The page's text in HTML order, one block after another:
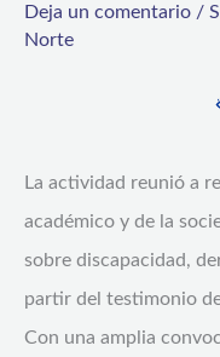
Deja un comentario /
Norte
La actividad reunió a
académico y de la
sobre discapacidad,
partir del testimonio
Con una amplia
desde
a
autoridades
y
comunidad
en